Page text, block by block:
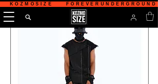
KOZMOSIZE    FOREVERUNDERGROUND